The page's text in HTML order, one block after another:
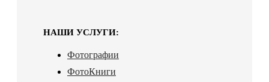
НАШИ УСЛУГИ:
Фотографии
ФотоКниги